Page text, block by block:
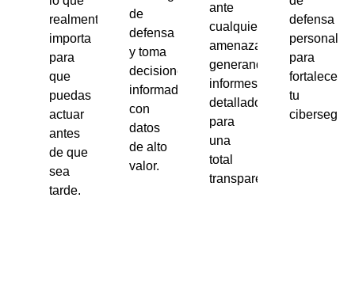
realmente
importa
para
que
puedas
actuar
antes
de que
sea
tarde.
de
defensa
y toma
decisiones
informadas
con
datos
de alto
valor.
ante
cualquier
amenaza,
generando
informes
detallados
para
una
total
transparencia.
defensa
para
fortalecer
tu